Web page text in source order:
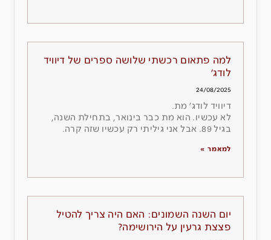
למה פתאום רכשתי שלושה ספרים של דיוויד
לודג׳
24/08/2025
דיוויד לודג׳ מת.
לא עכשיו. הוא מת כבר בינואר, בתחילת השנה,
בגיל 89. אבל אני גיליתי רק עכשיו שזה קרה.
למאמר »
יום השנה השמונים: האם היה צריך להטיל
פצצת גרעין על הירושימה?